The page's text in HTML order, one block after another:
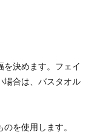
を決めます。フェイ
場合は、バスタオル
を使用します。